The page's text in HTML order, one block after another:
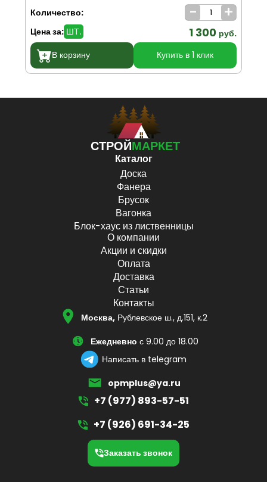
Количество: - +
Цена за: ШТ. 1 300 руб.
В корзину
Купить в 1 клик
СТРОЙМАРКЕТ
Каталог
Доска
Фанера
Брусок
Вагонка
Блок-хаус из лиственницы
О компании
Акции и скидки
Оплата
Доставка
Статьи
Контакты
Москва, Рублевское ш., д.151, к.2
Ежедневно с 9.00 до 18.00
Написать в telegram
opmplus@ya.ru
+7 (977) 893-57-51
+7 (926) 691-34-25
Заказать звонок